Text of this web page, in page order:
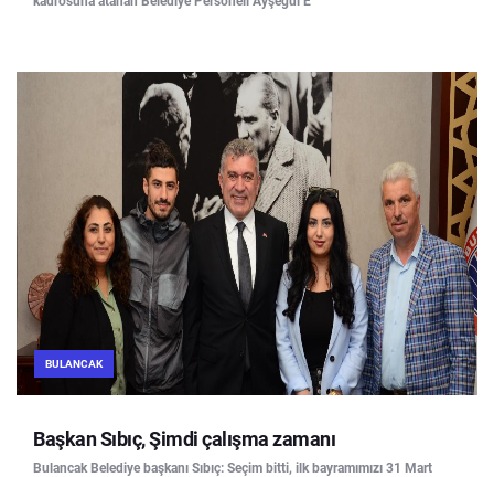
BULANCAK
Başkan Sıbıç, Şimdi çalışma zamanı
Bulancak Belediye başkanı Sıbıç: Seçim bitti, ilk bayramımızı 31 Mart